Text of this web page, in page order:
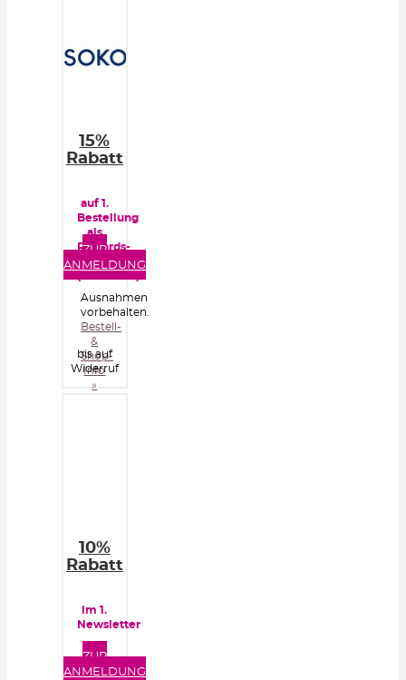
15%
Rabatt
auf 1.
Bestellung
als
Rewards-
Kunde
ZUR
ANMELDUNG
Ausnahmen
vorbehalten.
Bestell-
&
Shop-
Info
»
bis auf
Widerruf
10%
Rabatt
im 1.
Newsletter
ZUR
ANMELDUNG